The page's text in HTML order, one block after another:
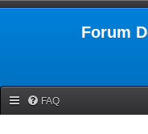
Forum
FAQ